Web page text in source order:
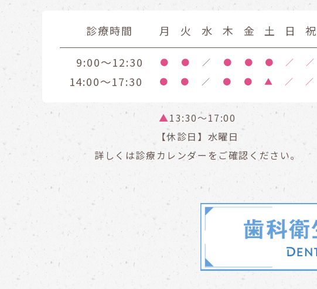
診療時間 月 火 水 木 金 土 日 祝
9:00～12:30 ● ● ／ ● ● ● ／ ／
14:00～17:30 ● ● ／ ● ● ▲ ／ ／
▲13:30〜17:00
【休診日】水曜日
詳しくは診療カレンダーをご確認ください。